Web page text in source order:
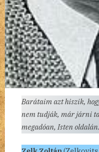
Barátaim azt hiszik,
nem tudják, már járni
megadóan, Isten oldalán.